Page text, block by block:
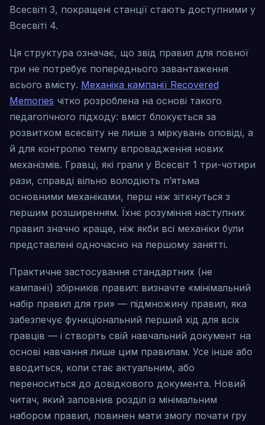
Всесвіті 3, покращені станції стають доступними у
Всесвіті 4.
Ця структура означає, що звід правил для повної
гри не потребує попереднього завантаження
всього вмісту. Механіка кампанії Recovered
Memories чітко розроблена на основі такого
педагогічного підходу: вміст блокується за
розвитком всесвіту не лише з міркувань оповіді, а
й для контролю темпу впровадження нових
механізмів. Гравці, які грали у Всесвіт 1 три-чотири
рази, справді вільно володіють п’ятьма
основними механіками, перш ніж зіткнуться з
першим розширенням. Їхнє розуміння наступних
правил значно краще, ніж якби всі механіки були
представлені одночасно на першому занятті.
Практичне застосування стандартних (не
кампанії) збірників правил: визначте «мінімальний
набір правил для гри» — підмножину правил, яка
забезпечує функціональний перший хід для всіх
гравців — і створіть свій навчальний документ на
основі навчання лише цим правилам. Усе інше або
вводиться, коли стає актуальним, або
переноситься до довідкового документа. Новий
читач, який заповнив розділ із мінімальним
набором правил, повинен мати змогу почати гру